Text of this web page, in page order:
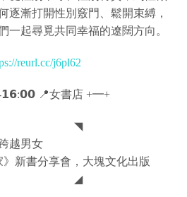
逐漸打開性別竅門、鬆開束縛，
一起尋覓共同幸福的遼闊方向。
reurl.cc/j6pl62
📍女書店 +━+
男女
》新書分享會，大塊文化出版
◢